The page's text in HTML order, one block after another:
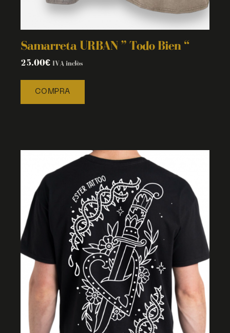
Samarreta URBAN ” Todo Bien “
25.00€ IVA inclòs
COMPRA